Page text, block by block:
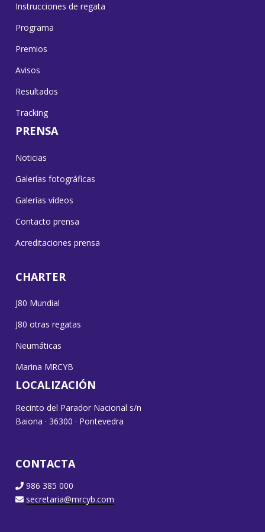
Instrucciones de regata
Programa
Premios
Avisos
Resultados
Tracking
PRENSA
Noticias
Galerías fotográficas
Galerías vídeos
Contacto prensa
Acreditaciones prensa
CHARTER
J80 Mundial
J80 otras regatas
Neumáticas
Marina MRCYB
LOCALIZACIÓN
Recinto del Parador Nacional s/n
Baiona · 36300 · Pontevedra
CONTACTA
986 385 000
secretaria@mrcyb.com